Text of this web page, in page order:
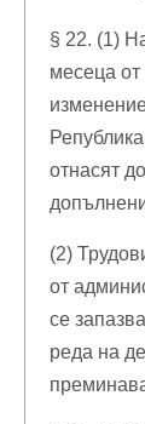
§ 22. (1)
месеца от
отнасят
(2)
от
се
реда на